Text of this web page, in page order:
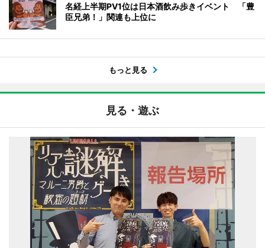
名経上半期PV1位は日本酒飲み歩きイベント 「豊
臣兄弟！」関連も上位に
もっと見る
見る・遊ぶ